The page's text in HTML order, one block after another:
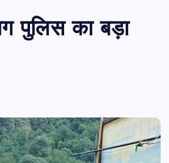
पुलिस का बड़ा